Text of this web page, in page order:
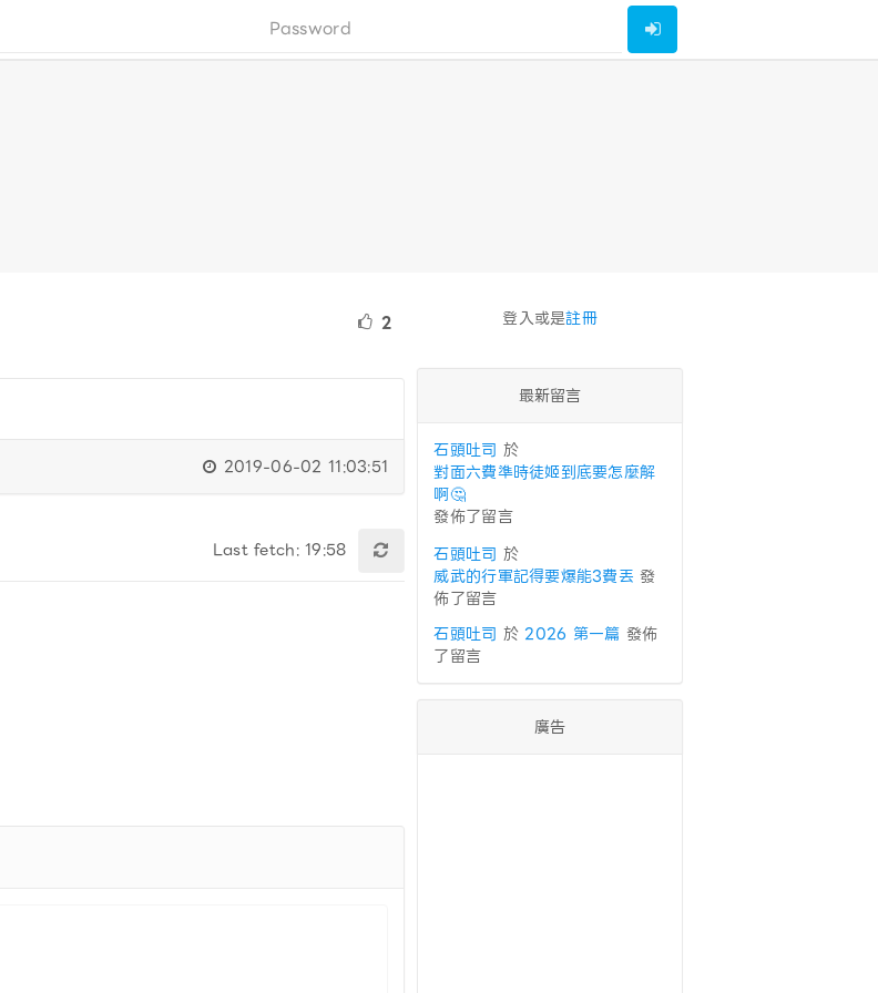
2
2019-06-02 11:03:51
Last fetch: 19:58
登入或是註冊
最新留言
石頭吐司 於
對面六費準時徒姬到底要怎麼解
啊🤔
發佈了留言
石頭吐司 於
威武的行軍記得要爆能3費丟 發
佈了留言
石頭吐司 於2026 第一篇 發佈
了留言
廣告